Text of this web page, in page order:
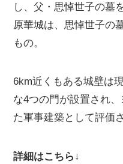
し、父・思悼世子の墓
原華城は、思悼世子の
もの。
6km近くもある城壁は
な4つの門が設置され
た軍事建築として評価
詳細はこちら↓